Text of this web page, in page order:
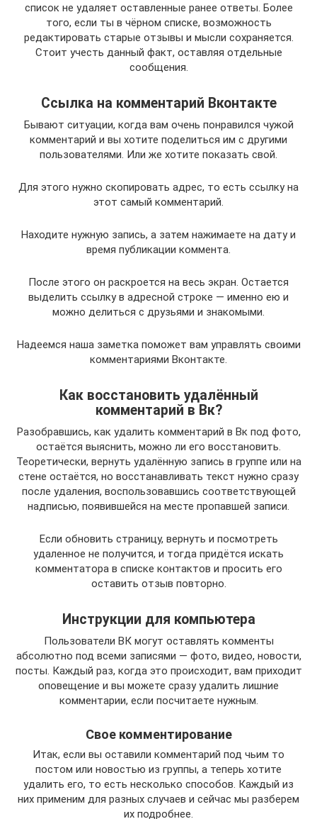
список не удаляет оставленные ранее ответы. Более
того, если ты в чёрном списке, возможность
редактировать старые отзывы и мысли сохраняется.
Стоит учесть данный факт, оставляя отдельные
сообщения.
Ссылка на комментарий Вконтакте
Бывают ситуации, когда вам очень понравился чужой
комментарий и вы хотите поделиться им с другими
пользователями. Или же хотите показать свой.
Для этого нужно скопировать адрес, то есть ссылку на
этот самый комментарий.
Находите нужную запись, а затем нажимаете на дату и
время публикации коммента.
После этого он раскроется на весь экран. Остается
выделить ссылку в адресной строке — именно ею и
можно делиться с друзьями и знакомыми.
Надеемся наша заметка поможет вам управлять своими
комментариями Вконтакте.
Как восстановить удалённый
комментарий в Вк?
Разобравшись, как удалить комментарий в Вк под фото,
остаётся выяснить, можно ли его восстановить.
Теоретически, вернуть удалённую запись в группе или на
стене остаётся, но восстанавливать текст нужно сразу
после удаления, воспользовавшись соответствующей
надписью, появившейся на месте пропавшей записи.
Если обновить страницу, вернуть и посмотреть
удаленное не получится, и тогда придётся искать
комментатора в списке контактов и просить его
оставить отзыв повторно.
Инструкции для компьютера
Пользователи ВК могут оставлять комменты
абсолютно под всеми записями — фото, видео, новости,
посты. Каждый раз, когда это происходит, вам приходит
оповещение и вы можете сразу удалить лишние
комментарии, если посчитаете нужным.
Свое комментирование
Итак, если вы оставили комментарий под чьим то
постом или новостью из группы, а теперь хотите
удалить его, то есть несколько способов. Каждый из
них применим для разных случаев и сейчас мы разберем
их подробнее.